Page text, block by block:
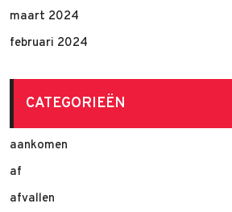
maart 2024
februari 2024
CATEGORIEËN
aankomen
af
afvallen